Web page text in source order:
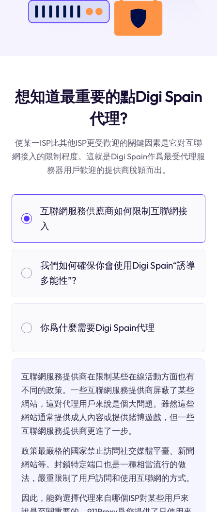
想知道最重要的點Digi Spain
代理?
使某一ISP比其他ISP更受歡迎的關鍵因素是它對互聯
網接入的限制程度。這就是Digi Spain作爲最受代理服
務器用戶歡迎的提供商脫穎而出。
互聯網服務供應商如何限制互聯網接
入
我們如何確保你會使用Digi Spain“誘導
多能性”?
你爲什麼需要Digi Spain代理
互聯網服務提供商在限制某些在線活動方面也有
不同的政策。一些互聯網服務提供商屏蔽了某些
網站，這對代理用戶來說是個大問題。雖然這些
網站通常提供成人內容或提供賭博遊戲，但一些
互聯網服務提供商更進了一步。
政策最嚴格的國家禁止訪問社交媒體平臺、新聞
網站等。封鎖特定端口也是一種相當流行的做
法，嚴重限制了用戶訪問和使用互聯網的方式。
因此，能夠選擇代理來自哪個ISP對某些用戶來